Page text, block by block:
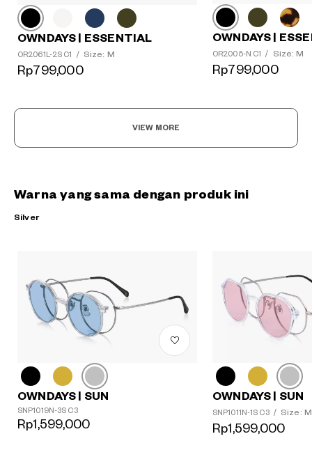
OWNDAYS | ESSENTIAL
OR2061L-2S C1 / Size: M
Rp799,000
OWNDAYS |
OR2005-N C1 / Size: M
Rp799,000
VIEW MORE
Warna yang sama dengan produk ini
Silver
OWNDAYS | SUN
SNP1019N-3S C3
Rp1,599,000
OWNDAYS | SUN
SNP1011N-1S C3 / Size: M
Rp1,599,000